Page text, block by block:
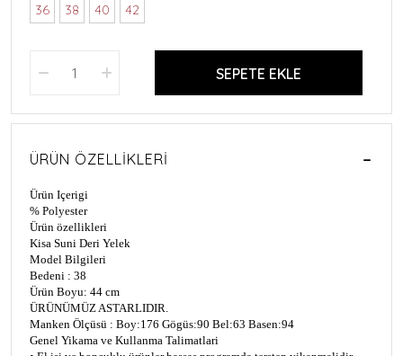
36 38 40 42
SEPETE EKLE
ÜRÜN ÖZELLIKLERI
Ürün Içerigi
% Polyester
Ürün özellikleri
Kisa Suni Deri Yelek
Model Bilgileri
Bedeni : 38
Ürün Boyu: 44 cm
ÜRÜNÜMÜZ ASTARLIDIR.
Manken Ölçüsü : Boy:176 Gögüs:90 Bel:63 Basen:94
Genel Yikama ve Kullanma Talimatlari